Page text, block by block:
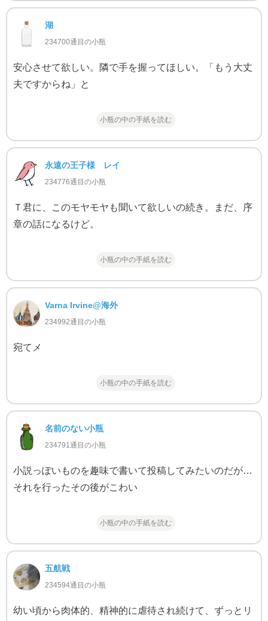
湖
234700通目の小瓶
安心させて欲しい。隣で手を握ってほしい。「もう大丈
夫ですからね」と
小瓶の中の手紙を読む
永遠の王子様 レイ
234776通目の小瓶
Ｔ君に、このモヤモヤも聞いて欲しいの続き。まだ、序
章の話になるけど。
小瓶の中の手紙を読む
Varna Irvine@海外
234992通目の小瓶
宛てメ
小瓶の中の手紙を読む
名前のない小瓶
234791通目の小瓶
小説っぽいものを趣味で書いて投稿してみたいのだが…
それを行ったその後がこわい
小瓶の中の手紙を読む
五航戦
234594通目の小瓶
幼い頃から肉体的、精神的に虐待され続けて、ずっとリ